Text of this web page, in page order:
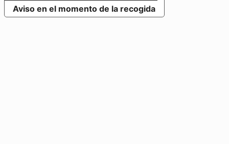
Aviso en el momento de la recogida